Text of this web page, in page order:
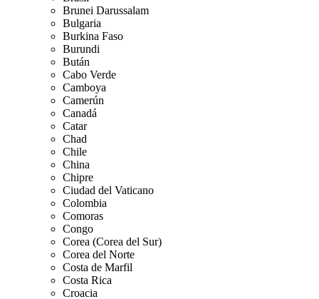
Brunei Darussalam
Bulgaria
Burkina Faso
Burundi
Bután
Cabo Verde
Camboya
Camerún
Canadá
Catar
Chad
Chile
China
Chipre
Ciudad del Vaticano
Colombia
Comoras
Congo
Corea (Corea del Sur)
Corea del Norte
Costa de Marfil
Costa Rica
Croacia